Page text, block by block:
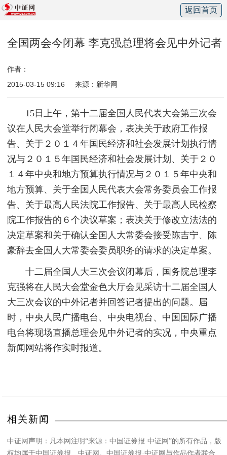
返回首页
全国两会今闭幕 李克强总理将会见中外记者
作者：
2015-03-15 09:16
来源：新华网
15日上午，第十二届全国人民代表大会第三次会
议在人民大会堂举行闭幕会，表决关于政府工作报
告、关于２０１４年国民经济和社会发展计划执行情
况与２０１５年国民经济和社会发展计划、关于２０
１４年中央和地方预算执行情况与２０１５年中央和
地方预算、关于全国人民代表大会常务委员会工作报
告、关于最高人民法院工作报告、关于最高人民检察
院工作报告的６个决议草案；表决关于修改立法法的
决定草案和关于确认全国人大常委会接受陈吉宁、陈
豪辞去全国人大常委会委员职务的请求的决定草案。
十二届全国人大三次会议闭幕后，国务院总理李
克强将在人民大会堂金色大厅会见采访十二届全国人
大三次会议的中外记者并回答记者提出的问题。届
时，中央人民广播电台、中央电视台、中国国际广播
电台将现场直播总理会见中外记者的实况，中央重点
新闻网站将作实时报道。
相关新闻
中证网声明：凡本网注明“来源：中国证券报·中证网”的所有作品，版
权均属于中国证券报、中证网。中国证券报·中证网与作品作者联合